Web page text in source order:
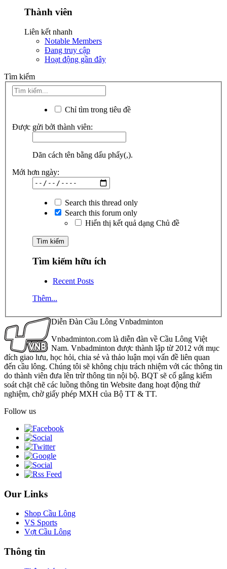
Thành viên
Liên kết nhanh
Notable Members
Đang truy cập
Hoạt động gần đây
Tìm kiếm
Chỉ tìm trong tiêu đề
Được gửi bởi thành viên:
Dãn cách tên bằng dấu phẩy(,).
Mới hơn ngày:
Search this thread only
Search this forum only
Hiển thị kết quả dạng Chủ đề
Tìm kiếm hữu ích
Recent Posts
Thêm...
Diễn Đàn Cầu Lông Vnbadminton
Vnbadminton.com là diễn đàn về Cầu Lông Việt
Nam. Vnbadminton được thành lập từ 2012 với mục
đích giao lưu, học hỏi, chia sẻ và thảo luận mọi vấn đề liên quan
đến cầu lông. Chúng tôi sẽ không chịu trách nhiệm với các thông tin
do thành viên đưa lên trừ thông tin nội bộ. BQT sẽ cố gắng kiểm
soát chặt chẽ các luồng thông tin Website đang hoạt động thử
nghiệm, chờ giấy phép MXH của Bộ TT & TT.
Follow us
Our Links
Shop Cầu Lông
VS Sports
Vợt Cầu Lông
Thông tin